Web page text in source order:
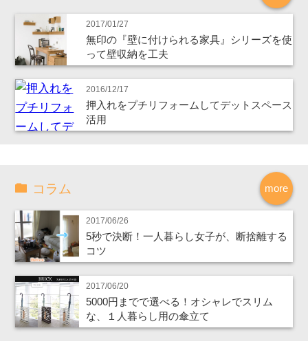
2017/01/27
無印の『壁に付けられる家具』シリーズを使
って壁収納を工夫
2016/12/17
押入れをプチリフォームしてデットスペース
活用
more
コラム
2017/06/26
5秒で決断！一人暮らし女子が、断捨離する
コツ
2017/06/20
5000円までで選べる！オシャレでスリム
な、１人暮らし用の傘立て